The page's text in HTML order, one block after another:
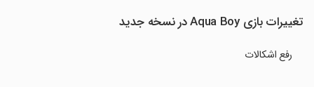
تغییرات بازی Aqua Boy در نسخه جدید
رفع اشکالات